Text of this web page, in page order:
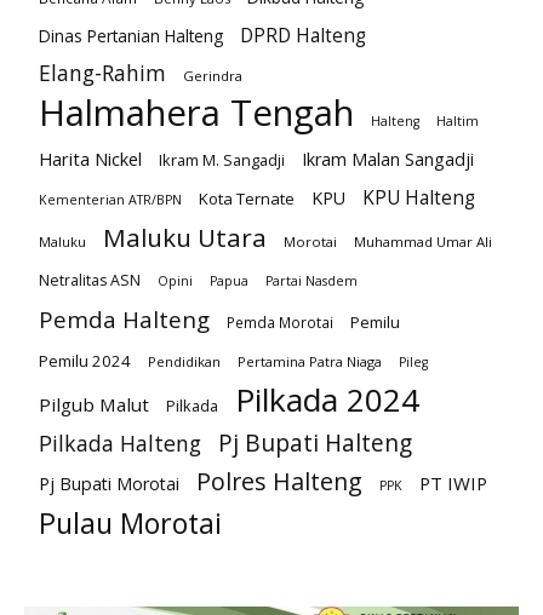
Dinas Pertanian Halteng
DPRD Halteng
Elang-Rahim Gerindra
Halmahera Tengah Halteng Haltim
Harita Nickel Ikram M. Sangadji Ikram Malan Sangadji
Kementerian ATR/BPN Kota Ternate KPU KPU Halteng
Maluku Maluku Utara Morotai Muhammad Umar Ali
Netralitas ASN Opini Papua Partai Nasdem
Pemda Halteng Pemda Morotai
Pemilu
Pemilu 2024
Pendidikan Pertamina Patra Niaga Pileg
Pilgub Malut Pilkada Pilkada 2024
Pilkada Halteng Pj Bupati Halteng
Pj Bupati Morotai Polres Halteng PPK PT IWIP
Pulau Morotai